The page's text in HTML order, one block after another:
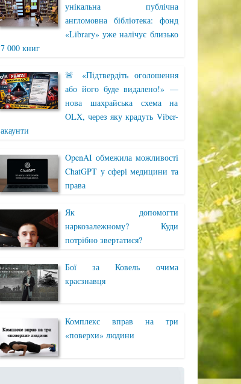
унікальна публічна
англомовна бібліотека: фонд
«Library» уже налічує близько
7 000 книг
🚨 «Підтвердіть оголошення
або його буде видалено!» —
нова шахрайська схема на
OLX, через яку крадуть Viber-
акаунти
OpenAI обмежила можливості
ChatGPT у сфері медицини та
права
Як допомогти
наркозалежному? Куди
потрібно звертатися?
Бої за Ковель очима
краєзнавця
Комплекс вправ на три
«поверхи» людини